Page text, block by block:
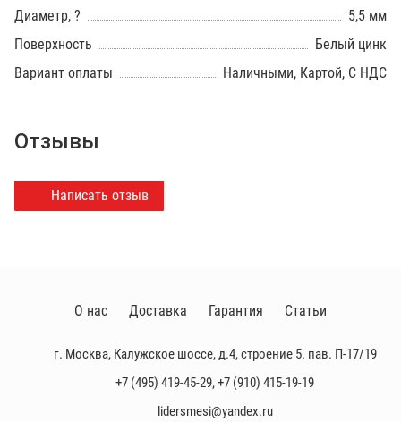
Диаметр, ?
5,5 мм
Поверхность
Белый цинк
Вариант оплаты
Наличными, Картой, С НДС
Отзывы
Написать отзыв
г. Москва, Калужское шоссе, д.4, строение 5. пав. П-17/19
+7 (495) 419-45-29,+7 (910) 415-19-19
lidersmesi@yandex.ru
О нас Доставка Гарантия Статьи